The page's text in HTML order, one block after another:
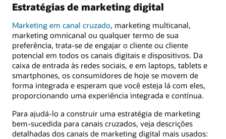
Estratégias de marketing digital
Marketing em canal cruzado, marketing multicanal,
marketing omnicanal ou qualquer termo de sua
preferência, trata-se de engajar o cliente ou cliente
potencial em todos os canais digitais e dispositivos. Da
caixa de entrada às redes sociais, e em laptops, tablets e
smartphones, os consumidores de hoje se movem de
forma integrada e esperam que você esteja lá com eles,
proporcionando uma experiência integrada e contínua.
Para ajudá-lo a construir uma estratégia de marketing
bem-sucedida para canais cruzados, veja descrições
detalhadas dos canais de marketing digital mais usados: